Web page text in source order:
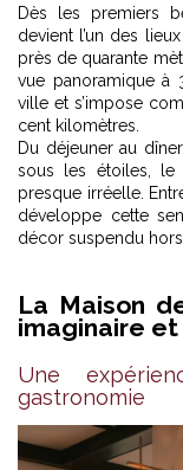
Dès les premiers
devient l’un des
près de quarante
vue panoramique à
ville et s’impose
cent kilomètres.
Du déjeuner au
sous les étoiles, le
presque irréelle.
développe cette
décor suspendu
La Maison
imaginaire
Une
gastronomie